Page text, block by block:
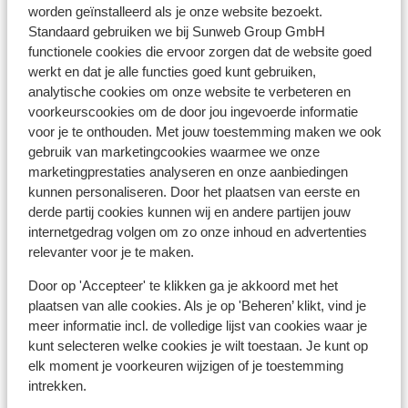
worden geïnstalleerd als je onze website bezoekt.
Standaard gebruiken we bij Sunweb Group GmbH
functionele cookies die ervoor zorgen dat de website goed
werkt en dat je alle functies goed kunt gebruiken,
analytische cookies om onze website te verbeteren en
voorkeurscookies om de door jou ingevoerde informatie
voor je te onthouden. Met jouw toestemming maken we ook
gebruik van marketingcookies waarmee we onze
marketingprestaties analyseren en onze aanbiedingen
kunnen personaliseren. Door het plaatsen van eerste en
derde partij cookies kunnen wij en andere partijen jouw
internetgedrag volgen om zo onze inhoud en advertenties
relevanter voor je te maken.
Door op 'Accepteer' te klikken ga je akkoord met het
plaatsen van alle cookies. Als je op 'Beheren’ klikt, vind je
meer informatie incl. de volledige lijst van cookies waar je
kunt selecteren welke cookies je wilt toestaan. Je kunt op
elk moment je voorkeuren wijzigen of je toestemming
intrekken.
Je dient in het bezit te zijn van een geldig paspoort of
een geldig identiteitsbewijs.
Heb je niet de Nederlandse nationaliteit, dan is het
belangrijk om na te vragen of er andere regels van
toepassing zijn. Dit vraag je na bij de ambassade van
het land waar je heen wilt en de landen waar je doorheen
reist.
Let op!
VoorSpanjegeldt:
In iedere reservering dient er minimaal 1 persoon 18 jaar
of ouder te zijn.
Het reizen met de juiste documenten is jouw eigen
verantwoordelijkheid. Sunweb kan hiervoor niet
aansprakelijk worden gesteld.
Vaccinatie: